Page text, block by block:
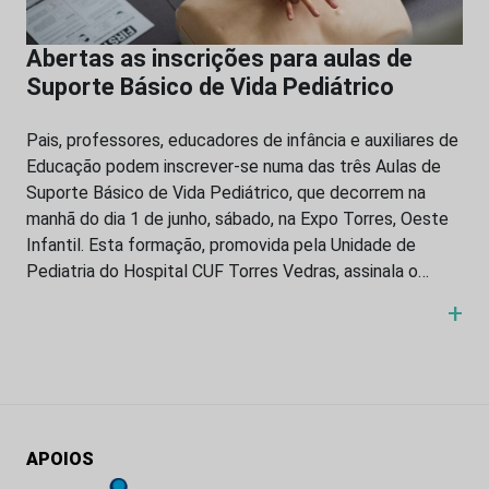
Abertas as inscrições para aulas de
Suporte Básico de Vida Pediátrico
Pais, professores, educadores de infância e auxiliares de
Educação podem inscrever-se numa das três Aulas de
Suporte Básico de Vida Pediátrico, que decorrem na
manhã do dia 1 de junho, sábado, na Expo Torres, Oeste
Infantil. Esta formação, promovida pela Unidade de
Pediatria do Hospital CUF Torres Vedras, assinala o…
+
APOIOS